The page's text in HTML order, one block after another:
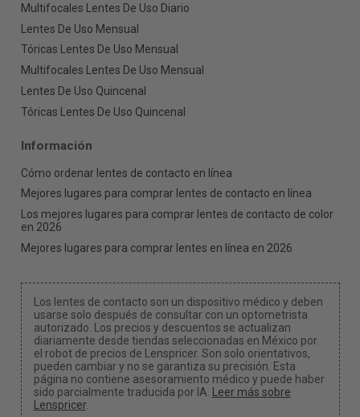
Multifocales Lentes De Uso Diario
Lentes De Uso Mensual
Tóricas Lentes De Uso Mensual
Multifocales Lentes De Uso Mensual
Lentes De Uso Quincenal
Tóricas Lentes De Uso Quincenal
Información
Cómo ordenar lentes de contacto en línea
Mejores lugares para comprar lentes de contacto en línea
Los mejores lugares para comprar lentes de contacto de color
en 2026
Mejores lugares para comprar lentes en línea en 2026
Los lentes de contacto son un dispositivo médico y deben
usarse solo después de consultar con un optometrista
autorizado. Los precios y descuentos se actualizan
diariamente desde tiendas seleccionadas en México por
el robot de precios de Lenspricer. Son solo orientativos,
pueden cambiar y no se garantiza su precisión. Esta
página no contiene asesoramiento médico y puede haber
sido parcialmente traducida por IA.
Leer más sobre
Lenspricer.